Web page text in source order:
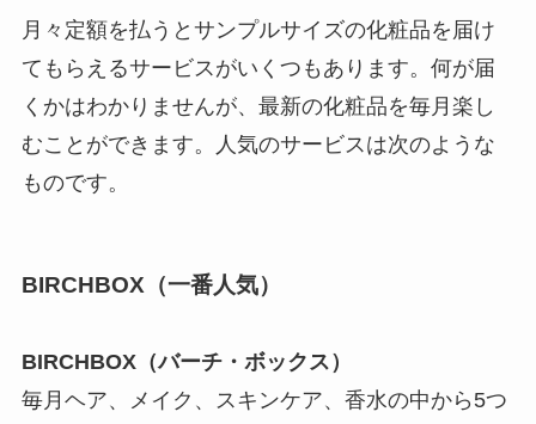
月々定額を払うとサンプルサイズの化粧品を届け
てもらえるサービスがいくつもあります。何が届
くかはわかりませんが、最新の化粧品を毎月楽し
むことができます。人気のサービスは次のような
ものです。
BIRCHBOX（一番人気）
BIRCHBOX（バーチ・ボックス）
毎月ヘア、メイク、スキンケア、香水の中から5つ